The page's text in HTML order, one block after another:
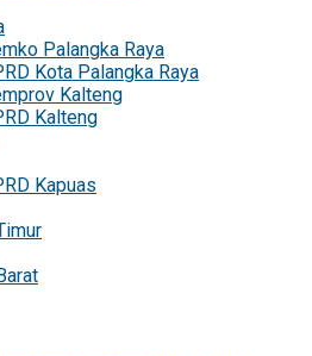
Palangka Raya
Kota Palangka Raya
Kalteng
Kalteng
Kapuas